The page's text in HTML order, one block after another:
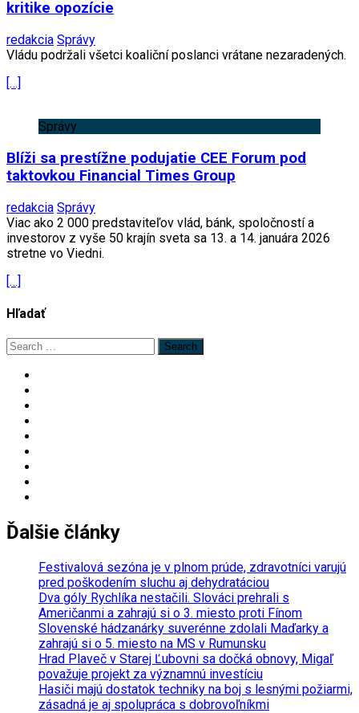
kritike opozície
redakcia Správy
Vládu podržali všetci koaliční poslanci vrátane nezaradených.
[…]
Správy
Blíži sa prestížne podujatie CEE Forum pod
taktovkou Financial Times Group
redakcia Správy
Viac ako 2 000 predstaviteľov vlád, bánk, spoločností a
investorov z vyše 50 krajín sveta sa 13. a 14. januára 2026
stretne vo Viedni.
[…]
Hľadať
Search
for:
Ďalšie články
Festivalová sezóna je v plnom prúde, zdravotníci varujú
pred poškodením sluchu aj dehydratáciou
Dva góly Rychlíka nestačili. Slováci prehrali s
Američanmi a zahrajú si o 3. miesto proti Fínom
Slovenské hádzanárky suverénne zdolali Maďarky a
zahrajú si o 5. miesto na MS v Rumunsku
Hrad Plaveč v Starej Ľubovni sa dočká obnovy, Migaľ
považuje projekt za významnú investíciu
Hasiči majú dostatok techniky na boj s lesnými požiarmi,
zásadná je aj spolupráca s dobrovoľníkmi